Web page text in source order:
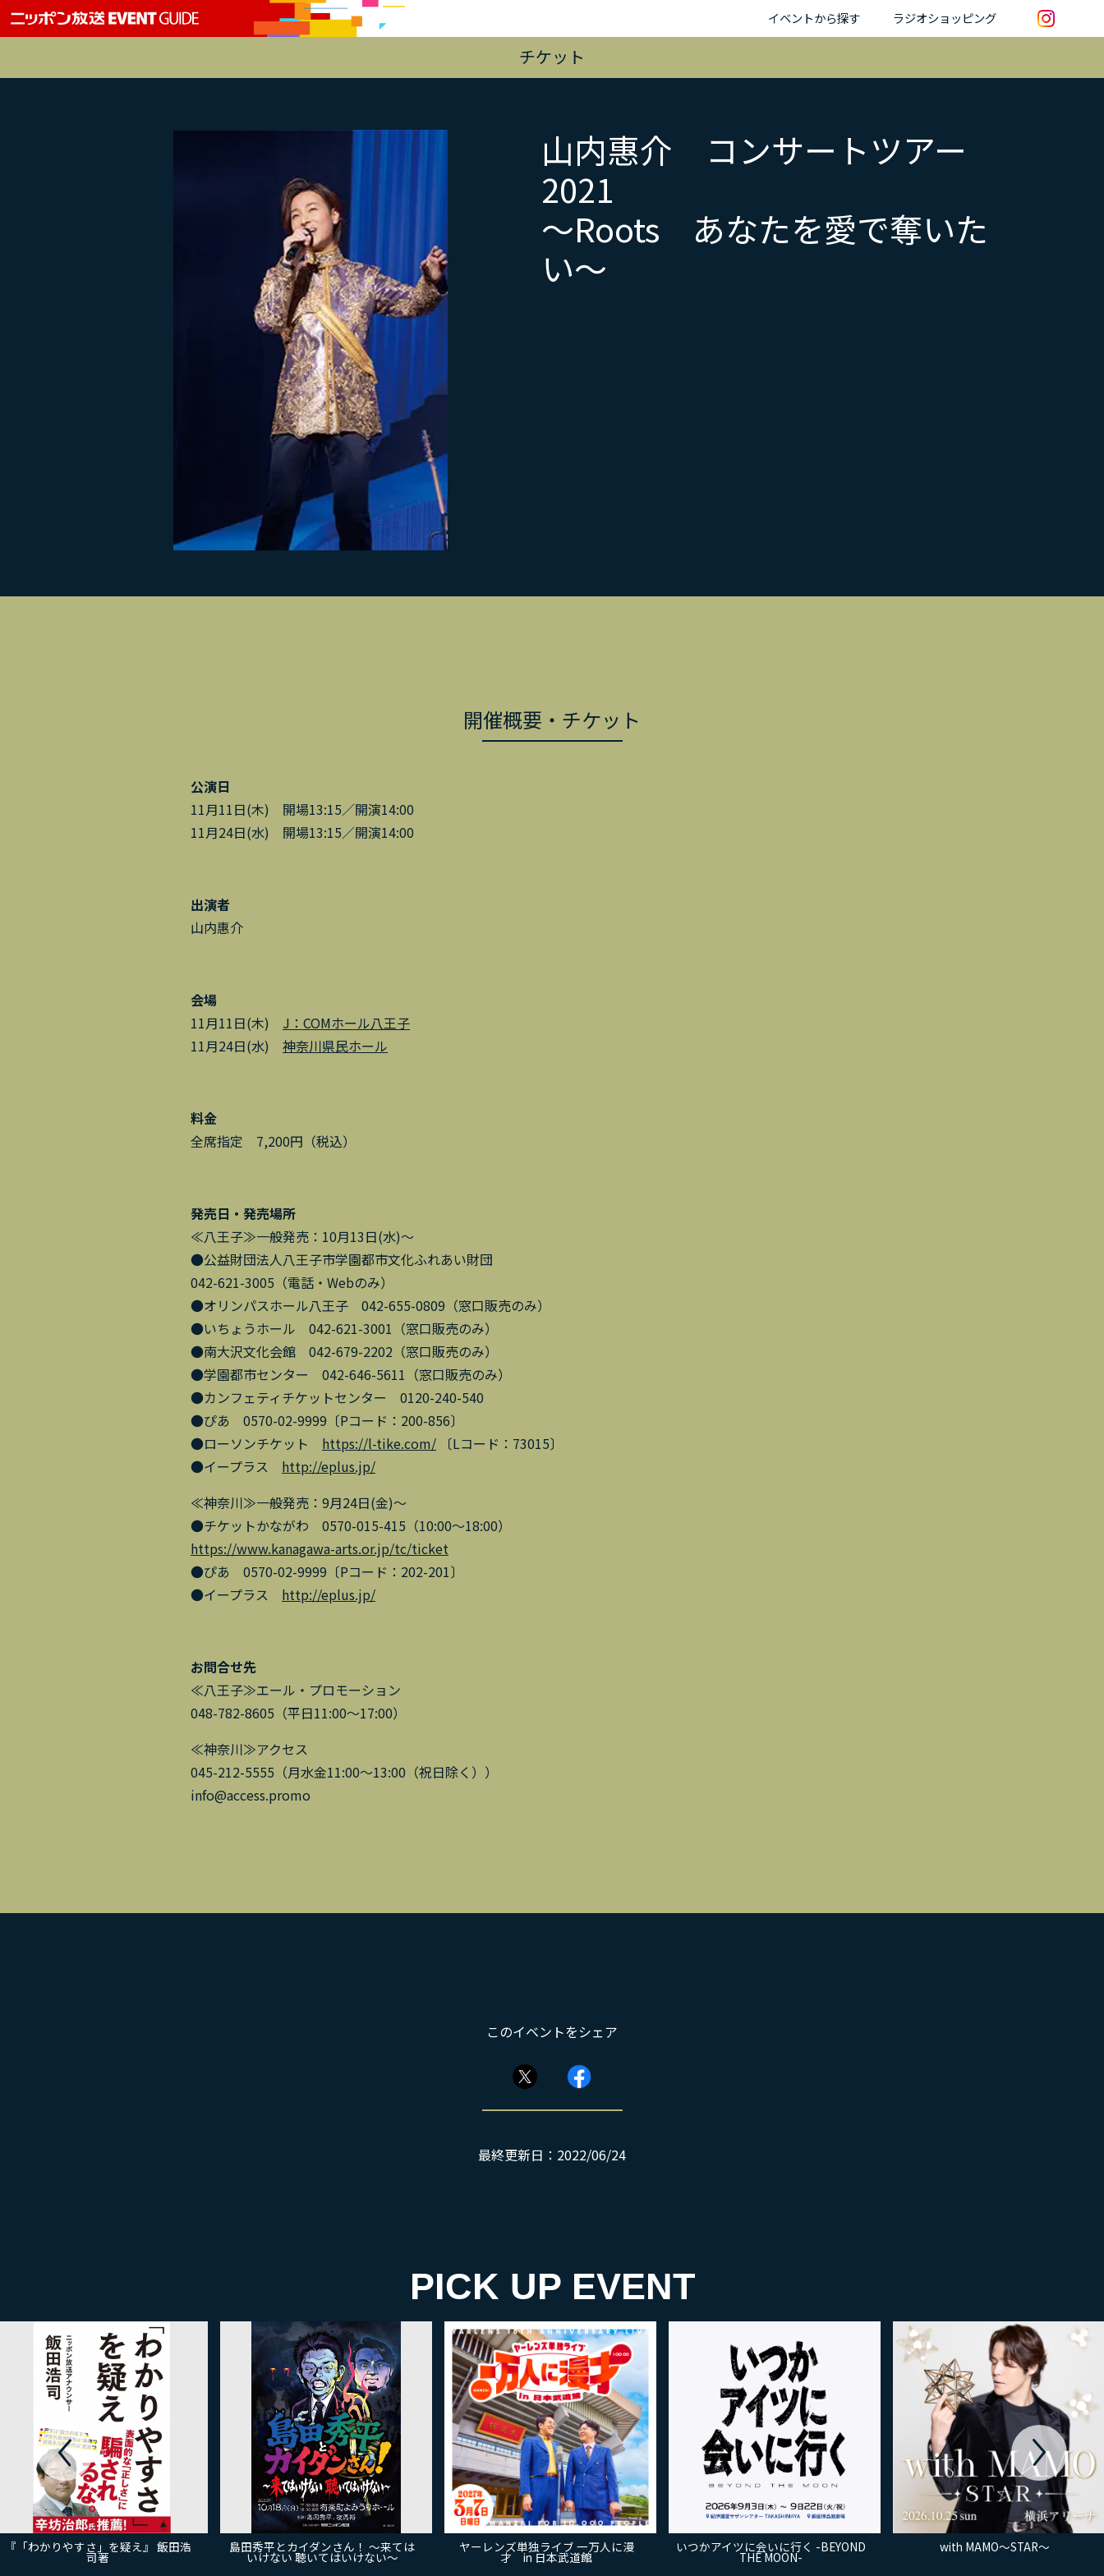
イベントから探す ラジオショッピング
チケット
山内惠介 コンサートツアー
2021
～Roots あなたを愛で奪いた
い～
開催概要・チケット
公演日
11月11日(木) 開場13:15／開演14:00
11月24日(水) 開場13:15／開演14:00
出演者
山内惠介
会場
11月11日(木) J：COMホール八王子
11月24日(水) 神奈川県民ホール
料金
全席指定 7,200円（税込）
発売日・発売場所
≪八王子≫一般発売：10月13日(水)～
●公益財団法人八王子市学園都市文化ふれあい財団
042-621-3005（電話・Webのみ）
●オリンパスホール八王子 042-655-0809（窓口販売のみ）
●いちょうホール 042-621-3001（窓口販売のみ）
●南大沢文化会館 042-679-2202（窓口販売のみ）
●学園都市センター 042-646-5611（窓口販売のみ）
●カンフェティチケットセンター 0120-240-540
●ぴあ 0570-02-9999〔Pコード：200-856〕
●ローソンチケット https://l-tike.com/ 〔Lコード：73015〕
●イープラス http://eplus.jp/
≪神奈川≫一般発売：9月24日(金)～
●チケットかながわ 0570-015-415（10:00～18:00）
https://www.kanagawa-arts.or.jp/tc/ticket
●ぴあ 0570-02-9999〔Pコード：202-201〕
●イープラス http://eplus.jp/
お問合せ先
≪八王子≫エール・プロモーション
048-782-8605（平日11:00～17:00）
≪神奈川≫アクセス
045-212-5555（月水金11:00～13:00（祝日除く））
info@access.promo
このイベントをシェア
最終更新日：2022/06/24
PICK UP EVENT
『「わかりやすさ」を疑え』 飯田浩
司著
島田秀平とカイダンさん！ ～来ては
いけない 聴いてはいけない～
ヤーレンズ単独ライブ 一万人に漫
才 in 日本武道館
いつかアイツに会いに行く -BEYOND
THE MOON-
with MAMO～STAR～